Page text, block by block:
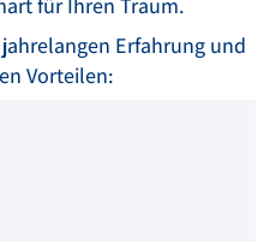
Erfahrung und
Vorteilen: